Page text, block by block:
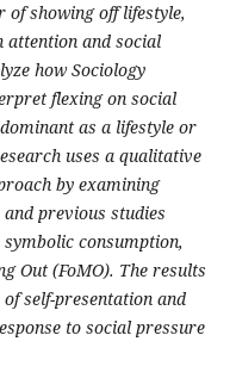
showing off lifestyle,
attention and social
how Sociology
flexing on social
as a lifestyle or
uses a qualitative
by examining
previous studies
consumption,
Out (FoMO). The results
self-presentation and
to social pressure